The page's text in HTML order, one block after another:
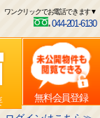
ワンクリックでお電話できます▼
044-201-6130
無料会員登録